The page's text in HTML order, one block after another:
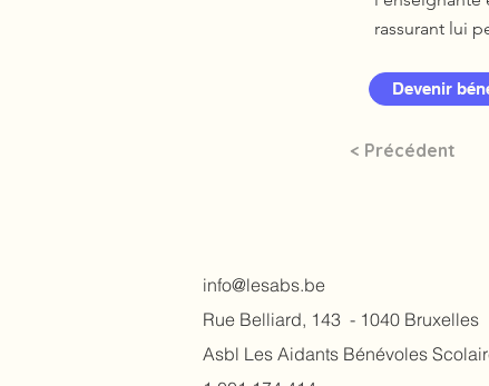
rassurant lui
Devenir
< Précédent
info@lesabs.be
Rue Belliard, 143 - 1040 Bruxelles​
Asbl Les Aidants Bénévoles